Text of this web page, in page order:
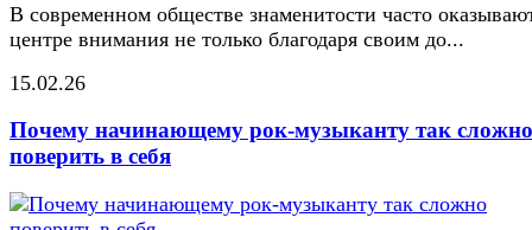
В современном обществе знаменитости часто
центре внимания не только благодаря своим до...
15.02.26
Почему начинающему рок-музыканту так сложно
поверить в себя